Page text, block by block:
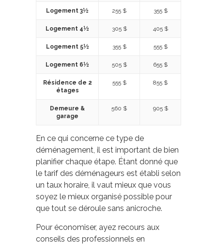
Logement 3½ 255 $ 355 $
Logement 4½ 305 $ 405 $
Logement 5½ 355 $ 555 $
Logement 6½ 505 $ 655 $
Résidence de 2
étages
555 $ 855 $
Demeure &
garage
560 $ 905 $
En ce qui concerne ce type de
déménagement, il est important de bien
planifier chaque étape. Étant donné que
le tarif des déménageurs est établi selon
un taux horaire, il vaut mieux que vous
soyez le mieux organisé possible pour
que tout se déroule sans anicroche.
Pour économiser, ayez recours aux
conseils des professionnels en